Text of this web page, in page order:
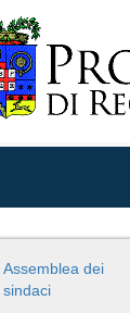
Assemblea dei
sindaci